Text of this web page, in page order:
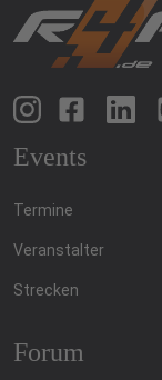
Events
Termine
Veranstalter
Strecken
Forum